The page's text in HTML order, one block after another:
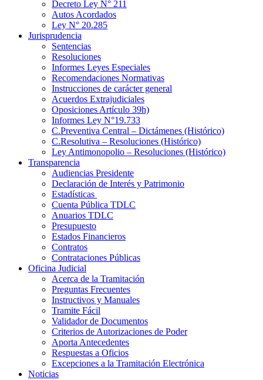
Decreto Ley N° 211
Autos Acordados
Ley N° 20.285
Jurisprudencia
Sentencias
Resoluciones
Informes Leyes Especiales
Recomendaciones Normativas
Instrucciones de carácter general
Acuerdos Extrajudiciales
Oposiciones Artículo 39h)
Informes Ley N°19.733
C.Preventiva Central – Dictámenes (Histórico)
C.Resolutiva – Resoluciones (Histórico)
Ley Antimonopolio – Resoluciones (Histórico)
Transparencia
Audiencias Presidente
Declaración de Interés y Patrimonio
Estadísticas
Cuenta Pública TDLC
Anuarios TDLC
Presupuesto
Estados Financieros
Contratos
Contrataciones Públicas
Oficina Judicial
Acerca de la Tramitación
Preguntas Frecuentes
Instructivos y Manuales
Tramite Fácil
Validador de Documentos
Criterios de Autorizaciones de Poder
Aporta Antecedentes
Respuestas a Oficios
Excepciones a la Tramitación Electrónica
Noticias